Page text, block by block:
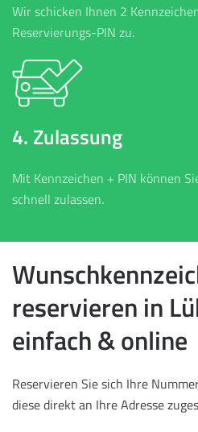
Wir schicken Ihnen 2
Reservierungs-PIN zu.
4. Zulassung
Mit Kennzeichen + PIN können
schnell zulassen.
reservieren in
einfach & online
Reservieren Sie sich Ihre
diese direkt an Ihre Adresse